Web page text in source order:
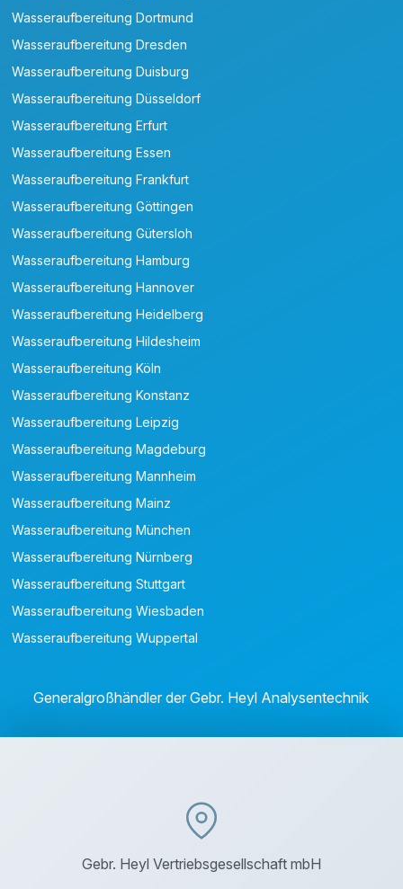
Wasseraufbereitung Dortmund
Wasseraufbereitung Dresden
Wasseraufbereitung Duisburg
Wasseraufbereitung Düsseldorf
Wasseraufbereitung Erfurt
Wasseraufbereitung Essen
Wasseraufbereitung Frankfurt
Wasseraufbereitung Göttingen
Wasseraufbereitung Gütersloh
Wasseraufbereitung Hamburg
Wasseraufbereitung Hannover
Wasseraufbereitung Heidelberg
Wasseraufbereitung Hildesheim
Wasseraufbereitung Köln
Wasseraufbereitung Konstanz
Wasseraufbereitung Leipzig
Wasseraufbereitung Magdeburg
Wasseraufbereitung Mannheim
Wasseraufbereitung Mainz
Wasseraufbereitung München
Wasseraufbereitung Nürnberg
Wasseraufbereitung Stuttgart
Wasseraufbereitung Wiesbaden
Wasseraufbereitung Wuppertal
Generalgroßhändler der Gebr. Heyl Analysentechnik
Gebr. Heyl Vertriebsgesellschaft mbH